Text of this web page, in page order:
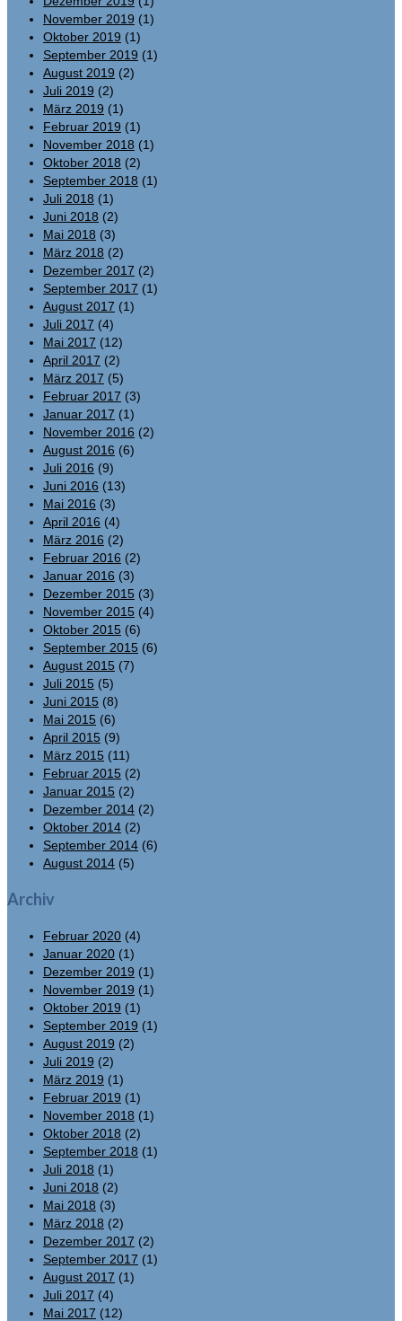
November 2019 (1)
Oktober 2019 (1)
September 2019 (1)
August 2019 (2)
Juli 2019 (2)
März 2019 (1)
Februar 2019 (1)
November 2018 (1)
Oktober 2018 (2)
September 2018 (1)
Juli 2018 (1)
Juni 2018 (2)
Mai 2018 (3)
März 2018 (2)
Dezember 2017 (2)
September 2017 (1)
August 2017 (1)
Juli 2017 (4)
Mai 2017 (12)
April 2017 (2)
März 2017 (5)
Februar 2017 (3)
Januar 2017 (1)
November 2016 (2)
August 2016 (6)
Juli 2016 (9)
Juni 2016 (13)
Mai 2016 (3)
April 2016 (4)
März 2016 (2)
Februar 2016 (2)
Januar 2016 (3)
Dezember 2015 (3)
November 2015 (4)
Oktober 2015 (6)
September 2015 (6)
August 2015 (7)
Juli 2015 (5)
Juni 2015 (8)
Mai 2015 (6)
April 2015 (9)
März 2015 (11)
Februar 2015 (2)
Januar 2015 (2)
Dezember 2014 (2)
Oktober 2014 (2)
September 2014 (6)
August 2014 (5)
Archiv
Februar 2020 (4)
Januar 2020 (1)
Dezember 2019 (1)
November 2019 (1)
Oktober 2019 (1)
September 2019 (1)
August 2019 (2)
Juli 2019 (2)
März 2019 (1)
Februar 2019 (1)
November 2018 (1)
Oktober 2018 (2)
September 2018 (1)
Juli 2018 (1)
Juni 2018 (2)
Mai 2018 (3)
März 2018 (2)
Dezember 2017 (2)
September 2017 (1)
August 2017 (1)
Juli 2017 (4)
Mai 2017 (12)